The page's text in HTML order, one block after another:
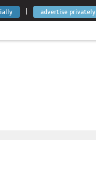
| advertise privately